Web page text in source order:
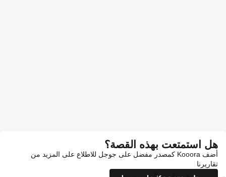
هل استمتعت بهذه القصة؟
أضف Kooora كمصدر مفضل على جوجل للاطلاع على المزيد من
تقاريرنا